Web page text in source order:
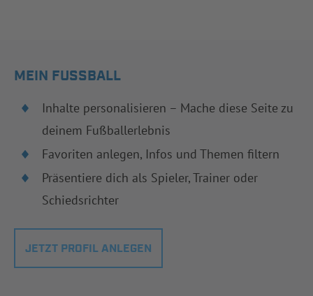
MEIN FUSSBALL
Inhalte personalisieren – Mache diese Seite zu
deinem Fußballerlebnis
Favoriten anlegen, Infos und Themen filtern
Präsentiere dich als Spieler, Trainer oder
Schiedsrichter
JETZT PROFIL ANLEGEN